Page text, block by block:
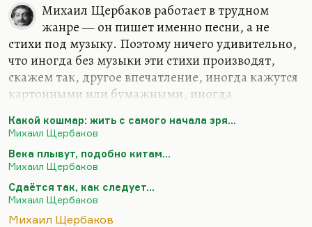
Михаил Щербаков работает в трудном
жанре — он пишет именно песни, а не
стихи под музыку. Поэтому ничего удивительно,
что иногда без музыки эти стихи производят,
скажем так, другое впечатление, иногда кажутся
картонными или бумажными, иногда
музыки как бы камнями, вытащенными из воды.
Они всё равно остаются поэтически невероятно
виртуозными. Но мелодия — душа музыки. И
когда они омузыкалены, то в них появляется и
второй смысл, и одухотворённость, и
определённый конфликт музыки и текста.
Какой кошмар: жить с самого начала зря…
Михаил Щербаков
Века плывут, подобно китам...
Михаил Щербаков
Сдаётся так, как следует…
Михаил Щербаков
Михаил Щербаков